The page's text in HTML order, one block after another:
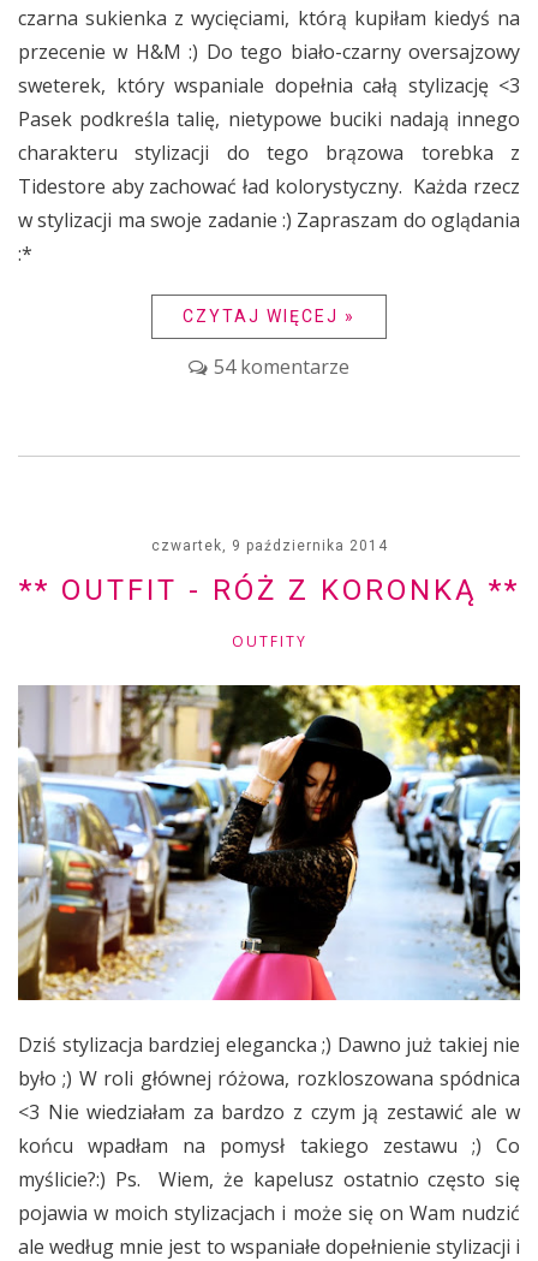
czarna sukienka z wycięciami, którą kupiłam kiedyś na
przecenie w H&M :) Do tego biało-czarny oversajzowy
sweterek, który wspaniale dopełnia całą stylizację <3
Pasek podkreśla talię, nietypowe buciki nadają innego
charakteru stylizacji do tego brązowa torebka z
Tidestore aby zachować ład kolorystyczny. Każda rzecz
w stylizacji ma swoje zadanie :) Zapraszam do oglądania
:*
CZYTAJ WIĘCEJ »
54 komentarze
czwartek, 9 października 2014
** OUTFIT - RÓŻ Z KORONKĄ **
OUTFITY
Dziś stylizacja bardziej elegancka ;) Dawno już takiej nie
było ;) W roli głównej różowa, rozkloszowana spódnica
<3 Nie wiedziałam za bardzo z czym ją zestawić ale w
końcu wpadłam na pomysł takiego zestawu ;) Co
myślicie?:) Ps. Wiem, że kapelusz ostatnio często się
pojawia w moich stylizacjach i może się on Wam nudzić
ale według mnie jest to wspaniałe dopełnienie stylizacji i